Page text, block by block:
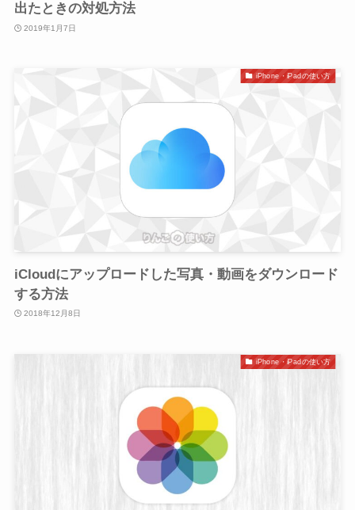
出たときの対処方法
2019年1月7日
iPhone・iPadの使い方
iCloudにアップロードした写真・動画をダウンロード
する方法
2018年12月8日
iPhone・iPadの使い方